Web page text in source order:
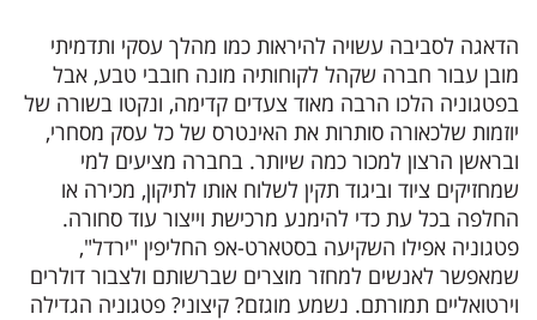
הדאגה לסביבה עשויה להיראות כמו מהלך עסקי ותדמיתי
מובן עבור חברה שקהל לקוחותיה מונה חובבי טבע, אבל
בפטגוניה הלכו הרבה מאוד צעדים קדימה, ונקטו בשורה של
יוזמות שלכאורה סותרות את האינטרס של כל עסק מסחרי,
ובראשן הרצון למכור כמה שיותר. בחברה מציעים למי
שמחזיקים ציוד וביגוד תקין לשלוח אותו לתיקון, מכירה או
החלפה בכל עת כדי להימנע מרכישת וייצור עוד סחורה.
פטגוניה אפילו השקיעה בסטארט-אפ החליפין "ירדל",
שמאפשר לאנשים למחזר מוצרים שברשותם ולצבור דולרים
וירטואליים תמורתם. נשמע מוגזם? קיצוני? פטגוניה הגדילה